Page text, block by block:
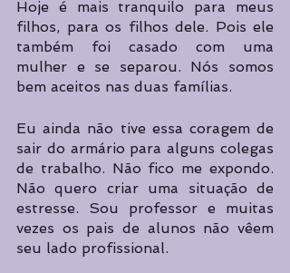
Hoje é mais tranquilo para meus
filhos, para os filhos dele. Pois ele
também foi casado com uma
mulher e se separou. Nós somos
bem aceitos nas duas famílias.
Eu ainda não tive essa coragem de
sair do armário para alguns colegas
de trabalho. Não fico me expondo.
Não quero criar uma situação de
estresse. Sou professor e muitas
vezes os pais de alunos não vêem
seu lado profissional.